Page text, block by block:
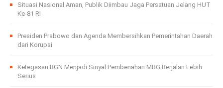
Situasi Nasional Aman, Publik Diimbau Jaga Persatuan Jelang HUT
Ke-81 RI
Presiden Prabowo dan Agenda Membersihkan Pemerintahan Daerah
dari Korupsi
Ketegasan BGN Menjadi Sinyal Pembenahan MBG Berjalan Lebih
Serius